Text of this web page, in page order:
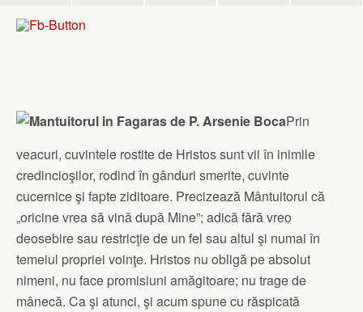
Prin
veacuri, cuvintele rostite de Hristos sunt vii în inimile
credincioşilor, rodind în gânduri smerite, cuvinte
cucernice şi fapte ziditoare. Precizează Mântuitorul că
„oricine vrea să vină după Mine”; adică fără vreo
deosebire sau restricţie de un fel sau altul şi numai în
temeiul propriei voinţe. Hristos nu obligă pe absolut
nimeni, nu face promisiuni amăgitoare; nu trage de
mânecă. Ca şi atunci, şi acum spune cu răspicată